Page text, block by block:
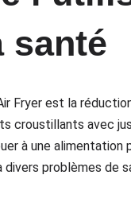
santé
Fryer est la
avec
à une alimentation
problèmes de